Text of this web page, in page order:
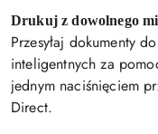
Drukuj z dowolnego
Przesyłaj dokumenty
inteligentnych za
jednym naciśnięciem
Direct.